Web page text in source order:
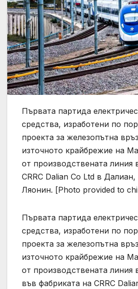
Първата партида
средства, изработени по
проекта за железопътна
източното крайбрежие на
от производствената линия
CRRC Dalian Co Ltd в
Ляонин. [Photo provided to
Първата партида
средства, изработени по
проекта за железопътна
източното крайбрежие на
от производствената линия
във фабриката на CRRC